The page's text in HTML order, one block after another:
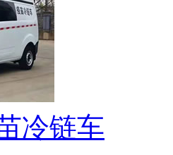
冷链车